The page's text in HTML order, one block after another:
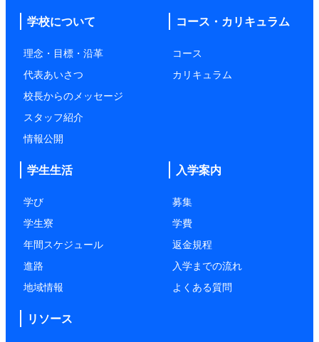
学校について
理念・目標・沿革
代表あいさつ
校長からのメッセージ
スタッフ紹介
情報公開
コース・カリキュラム
コース
カリキュラム
学生生活
学び
学生寮
年間スケジュール
進路
地域情報
入学案内
募集
学費
返金規程
入学までの流れ
よくある質問
リソース